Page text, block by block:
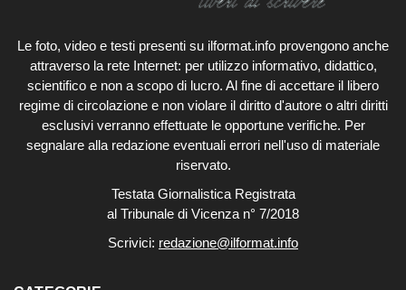
Le foto, video e testi presenti su ilformat.info provengono anche
attraverso la rete Internet: per utilizzo informativo, didattico,
scientifico e non a scopo di lucro. Al fine di accettare il libero
regime di circolazione e non violare il diritto d'autore o altri diritti
esclusivi verranno effettuate le opportune verifiche. Per
segnalare alla redazione eventuali errori nell'uso di materiale
riservato.
Testata Giornalistica Registrata
al Tribunale di Vicenza n° 7/2018
Scrivici: redazione@ilformat.info